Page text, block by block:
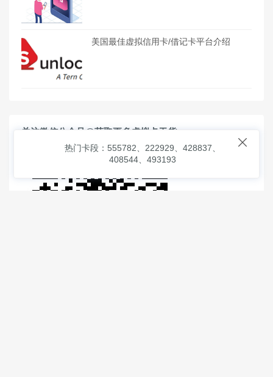
美国最佳虚拟信用卡/借记卡平台介绍
关注微信公众号@获取更多虚拟卡干货

热门卡段：555782、222929、428837、
408544、493193